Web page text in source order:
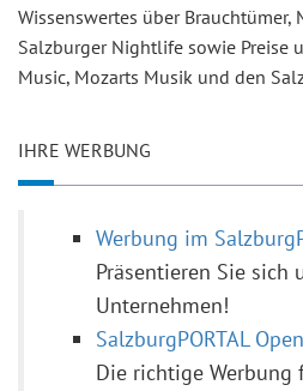
Wissenswertes über Brauchtümer,
Salzburger Nightlife sowie Preise
Music, Mozarts Musik und den
IHRE WERBUNG
Werbung im
Präsentieren Sie sich
Unternehmen!
SalzburgPORTAL
Die richtige